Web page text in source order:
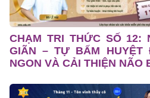
CHẠM TRI THỨC SỐ 12:
GIÃN – TỰ BẤM HUYỆT
NGON VÀ CẢI THIỆN NÃO